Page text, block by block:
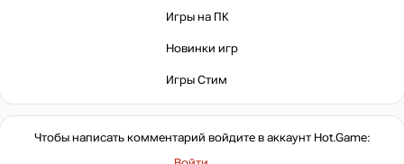
Игры на ПК
Новинки игр
Игры Стим
Чтобы написать комментарий войдите в аккаунт Hot.Game: